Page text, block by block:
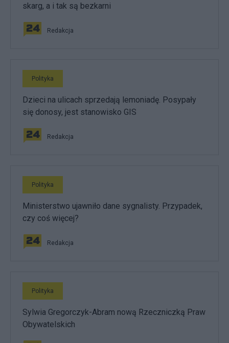
skarg, a i tak są bezkarni
Redakcja
Polityka
Dzieci na ulicach sprzedają lemoniadę. Posypały
się donosy, jest stanowisko GIS
Redakcja
Polityka
Ministerstwo ujawniło dane sygnalisty. Przypadek,
czy coś więcej?
Redakcja
Polityka
Sylwia Gregorczyk-Abram nową Rzeczniczką Praw
Obywatelskich